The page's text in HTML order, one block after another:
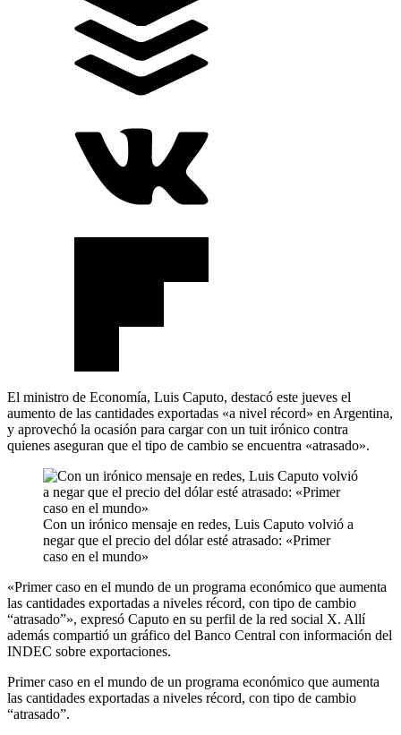
El ministro de Economía, Luis Caputo, destacó este jueves el
aumento de las cantidades exportadas «a nivel récord» en Argentina,
y aprovechó la ocasión para cargar con un tuit irónico contra
quienes aseguran que el tipo de cambio se encuentra «atrasado».
Con un irónico mensaje en redes, Luis Caputo volvió a
negar que el precio del dólar esté atrasado: «Primer
caso en el mundo»
«Primer caso en el mundo de un programa económico que aumenta
las cantidades exportadas a niveles récord, con tipo de cambio
“atrasado”», expresó Caputo en su perfil de la red social X. Allí
además compartió un gráfico del Banco Central con información del
INDEC sobre exportaciones.
Primer caso en el mundo de un programa económico que aumenta
las cantidades exportadas a niveles récord, con tipo de cambio
“atrasado”.